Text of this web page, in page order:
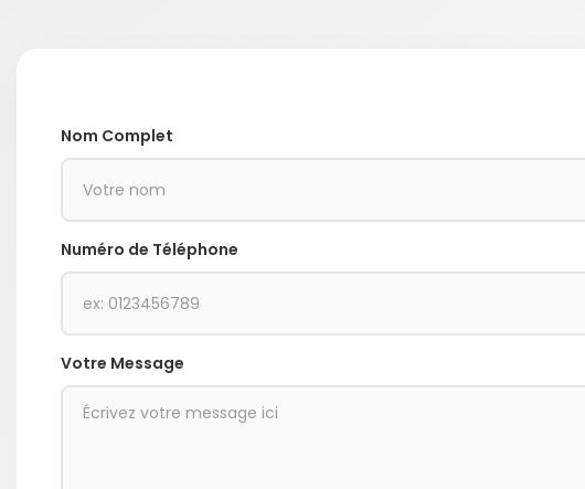
Nom Complet
Numéro de Téléphone
Votre Message